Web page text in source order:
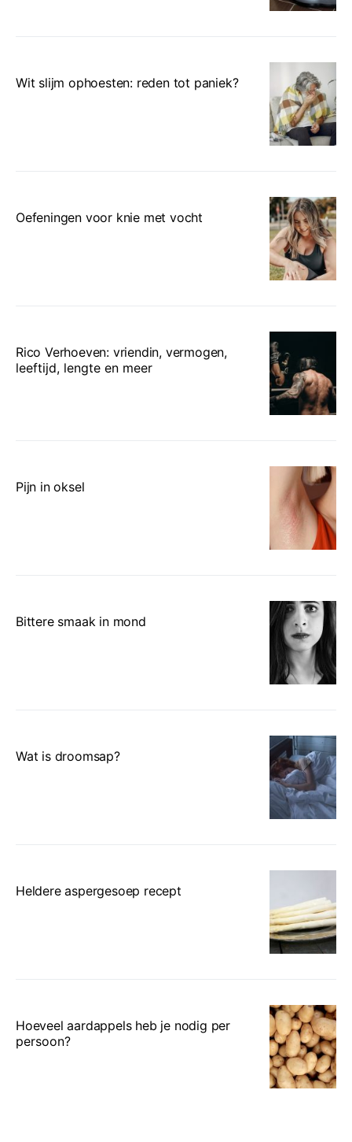
Wit slijm ophoesten: reden tot paniek?
Oefeningen voor knie met vocht
Rico Verhoeven: vriendin, vermogen,
leeftijd, lengte en meer
Pijn in oksel
Bittere smaak in mond
Wat is droomsap?
Heldere aspergesoep recept
Hoeveel aardappels heb je nodig per
persoon?